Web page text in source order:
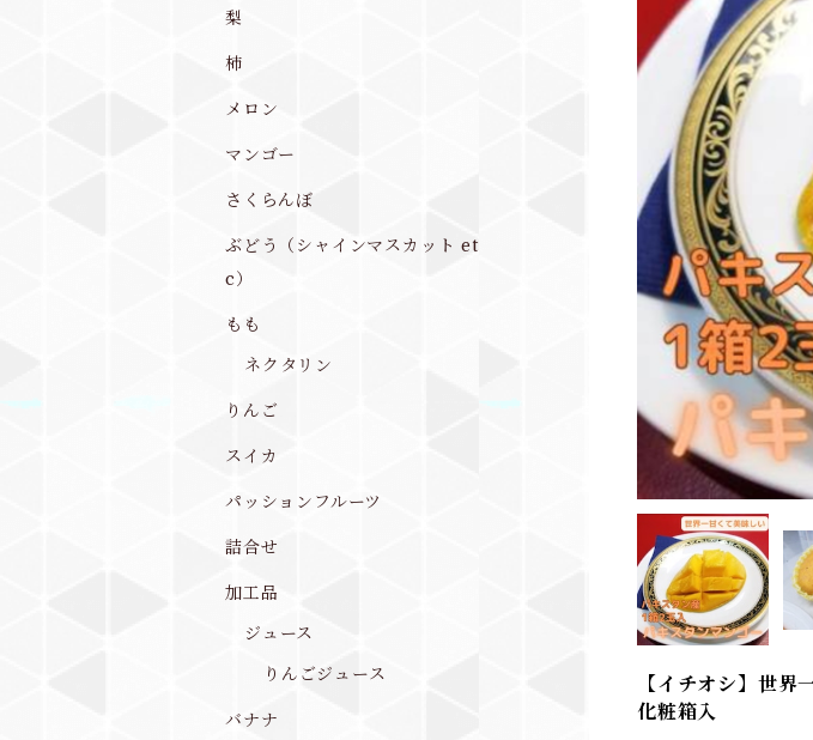
【イチオシ】世
化粧箱入
梨
柿
メロン
マンゴー
さくらんぼ
ぶどう（シャインマスカット et
c）
もも
ネクタリン
りんご
スイカ
パッションフルーツ
詰合せ
加工品
ジュース
りんごジュース
バナナ